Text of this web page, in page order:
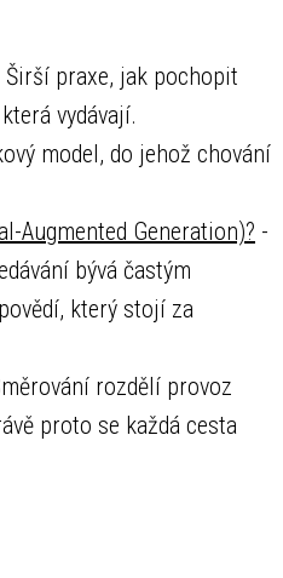
Širší praxe, jak pochopit
vydávají.
model, do jehož chování
Augmented Generation)? -
bývá častým
který stojí za
rozdělí provoz
proto se každá cesta